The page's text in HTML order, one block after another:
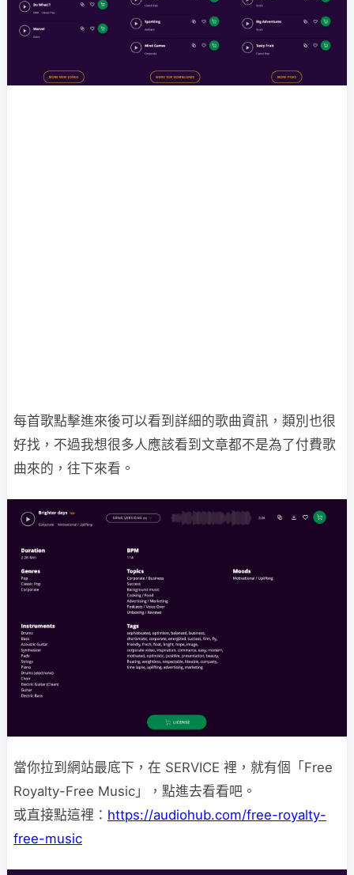
每首歌點擊進來後可以看到詳細的歌曲資訊，類別也很
好找，不過我想很多人應該看到文章都不是為了付費歌
曲來的，往下來看。
當你拉到網站最底下，在 SERVICE 裡，就有個「Free
Royalty-Free Music」，點進去看看吧。
或直接點這裡： https://audiohub.com/free-royalty-
free-music